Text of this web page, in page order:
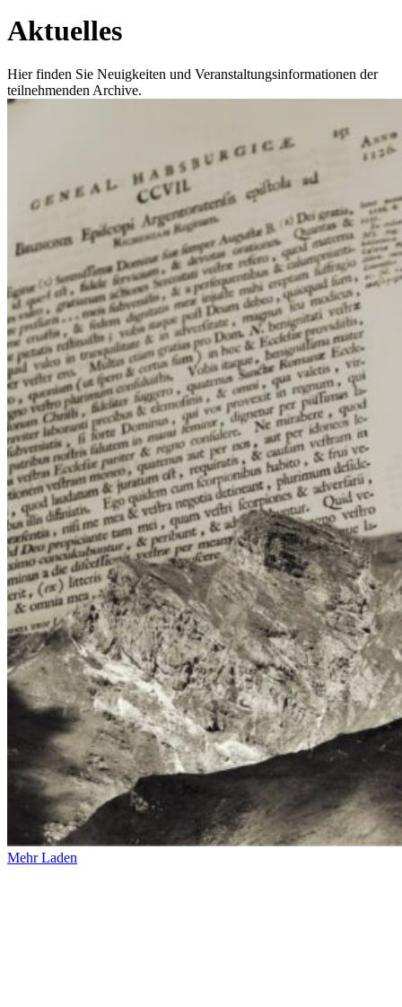
Aktuelles
Hier finden Sie Neuigkeiten und Veranstaltungsinformationen der
teilnehmenden Archive.
Mehr Laden